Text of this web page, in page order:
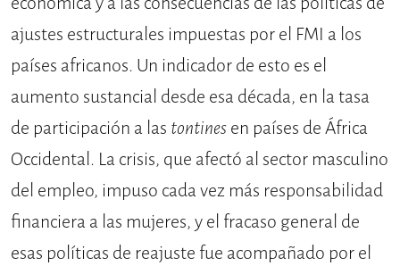
ajustes estructurales impuestas por el FMI a los
países africanos. Un indicador de esto es el
aumento sustancial desde esa década, en la tasa
de participación a las tontinesen países de África
Occidental. La crisis, que afectó al sector masculino
del empleo, impuso cada vez más responsabilidad
financiera a las mujeres, y el fracaso general de
esas políticas de reajuste fue acompañado por el